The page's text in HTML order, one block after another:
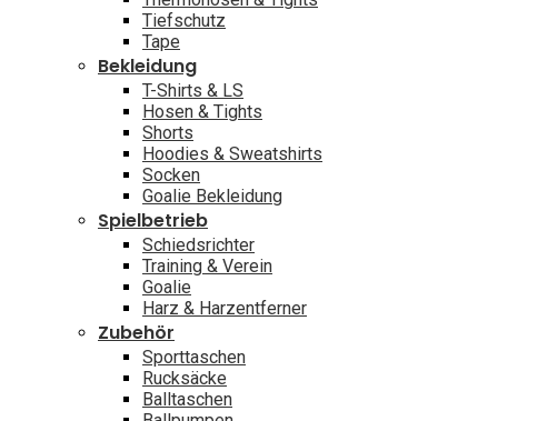
Tiefschutz
Tape
Bekleidung
T-Shirts & LS
Hosen & Tights
Shorts
Hoodies & Sweatshirts
Socken
Goalie Bekleidung
Spielbetrieb
Schiedsrichter
Training & Verein
Goalie
Harz & Harzentferner
Zubehör
Sporttaschen
Rucksäcke
Balltaschen